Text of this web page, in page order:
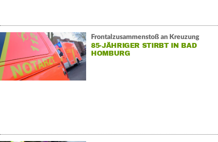
Frontalzusammenstoß an Kreuzung
85-JÄHRIGER STIRBT IN BAD
HOMBURG